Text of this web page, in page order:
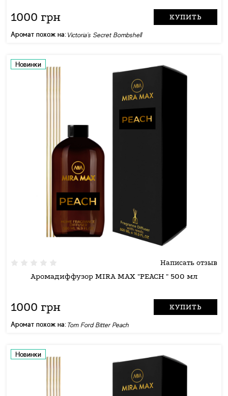
1000 грн КУПИТЬ
Аромат похож на: Victoria's Secret Bombshell
Новинки
Написать отзыв
Аромадиффузор MIRA MAX "PEACH " 500 мл
1000 грн КУПИТЬ
Аромат похож на: Tom Ford Bitter Peach
Новинки